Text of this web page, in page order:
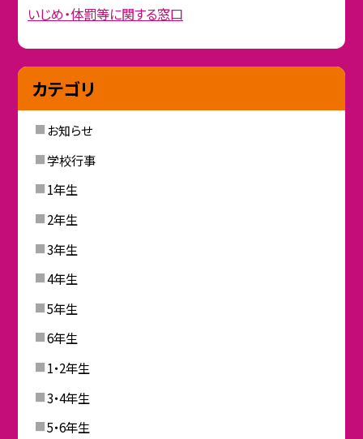
いじめ・体罰等に関する窓口
カテゴリ
お知らせ
学校行事
1年生
2年生
3年生
4年生
5年生
6年生
1・2年生
3・4年生
5・6年生